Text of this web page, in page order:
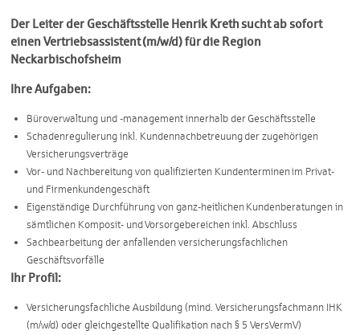
Der Leiter der Geschäftsstelle Henrik Kreth sucht ab sofort
einen Vertriebsassistent (m/w/d) für die Region
Neckarbischofsheim
Ihre Aufgaben:
Büroverwaltung und -management innerhalb der Geschäftsstelle
Schadenregulierung inkl. Kundennachbetreuung der zugehörigen
Versicherungsverträge
Vor- und Nachbereitung von qualifizierten Kundenterminen im Privat-
und Firmenkundengeschäft
Eigenständige Durchführung von ganz-heitlichen Kundenberatungen in
sämtlichen Komposit- und Vorsorgebereichen inkl. Abschluss
Sachbearbeitung der anfallenden versicherungsfachlichen
Geschäftsvorfälle
Ihr Profil:
Versicherungsfachliche Ausbildung (mind. Versicherungsfachmann IHK
(m/w/d) oder gleichgestellte Qualifikation nach § 5 VersVermV)